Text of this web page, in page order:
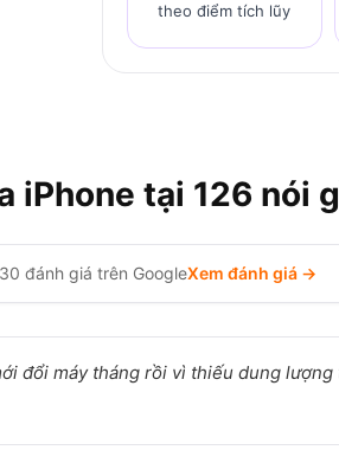
theo điểm tích lũy
iPhone tại 126 nói
đánh giá trên GoogleXem đánh giá →
đổi máy tháng rồi vì thiếu dung lượng